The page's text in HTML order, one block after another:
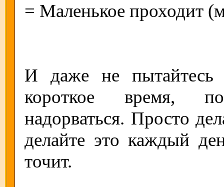
= Маленькое проходит
И даже не пытайтесь
короткое время,
надорваться. Просто
делайте это каждый
точит.